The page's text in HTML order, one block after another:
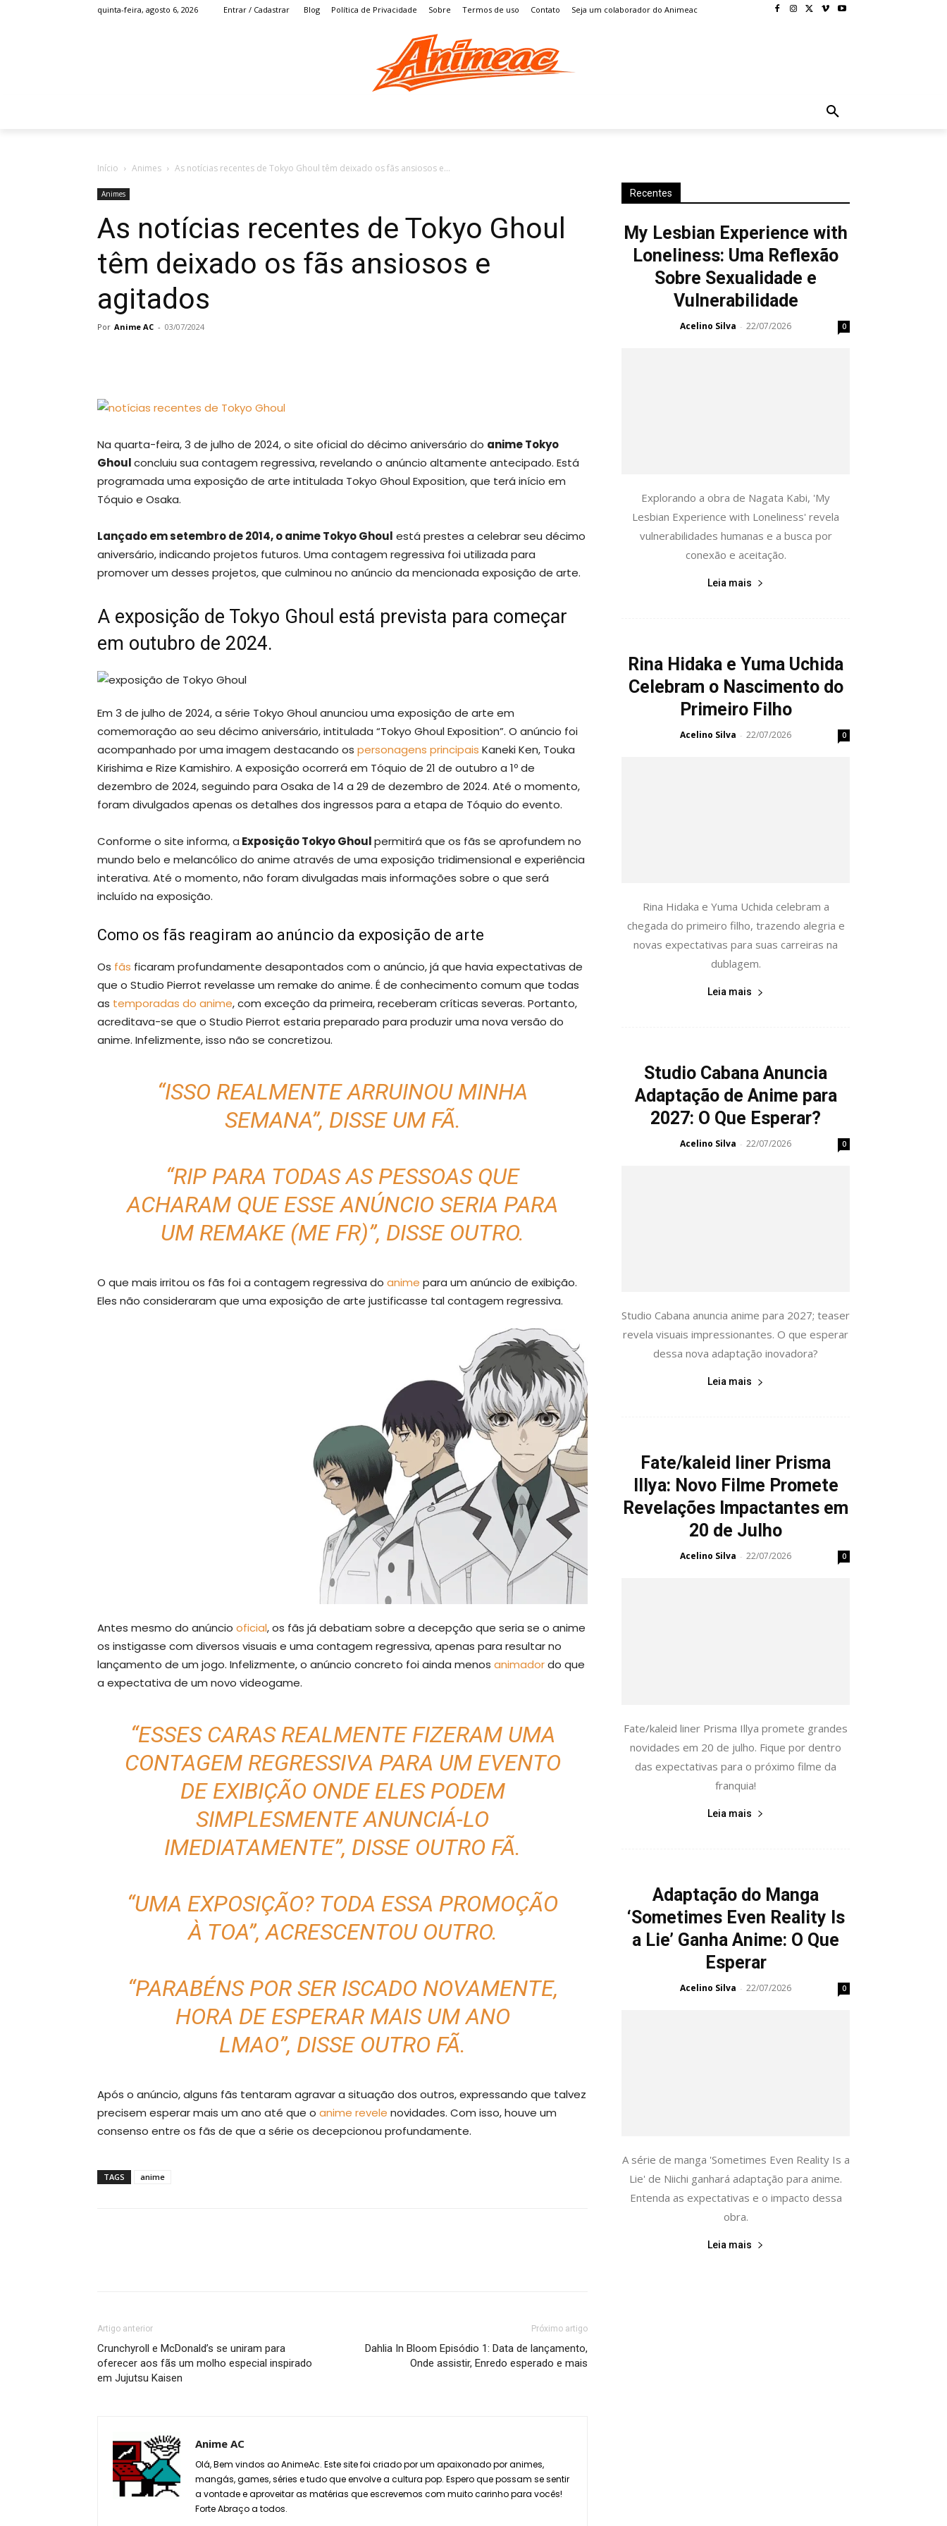
quinta-feira, agosto 6, 2026 Entrar / Cadastrar Blog Política de Privacidade Sobre Termos de uso Contato Seja um colaborador do Animeac
Início Animes As notícias recentes de Tokyo Ghoul têm deixado os fãs ansiosos e...
Animes
As notícias recentes de Tokyo Ghoul
têm deixado os fãs ansiosos e
agitados
Por Anime AC - 03/07/2024
Na quarta-feira, 3 de julho de 2024, o site oficial do décimo aniversário do anime Tokyo
Ghoulconcluiu sua contagem regressiva, revelando o anúncio altamente antecipado. Está
programada uma exposição de arte intitulada Tokyo Ghoul Exposition, que terá início em
Tóquio e Osaka.
Lançado em setembro de 2014, o anime Tokyo Ghoul está prestes a celebrar seu décimo
aniversário, indicando projetos futuros. Uma contagem regressiva foi utilizada para
promover um desses projetos, que culminou no anúncio da mencionada exposição de arte.
A exposição de Tokyo Ghoul está prevista para começar
em outubro de 2024.
Em 3 de julho de 2024, a série Tokyo Ghoul anunciou uma exposição de arte em
comemoração ao seu décimo aniversário, intitulada “Tokyo Ghoul Exposition”. O anúncio foi
acompanhado por uma imagem destacando os personagens principais Kaneki Ken, Touka
Kirishima e Rize Kamishiro. A exposição ocorrerá em Tóquio de 21 de outubro a 1º de
dezembro de 2024, seguindo para Osaka de 14 a 29 de dezembro de 2024. Até o momento,
foram divulgados apenas os detalhes dos ingressos para a etapa de Tóquio do evento.
Conforme o site informa, a Exposição Tokyo Ghoulpermitirá que os fãs se aprofundem no
mundo belo e melancólico do anime através de uma exposição tridimensional e experiência
interativa. Até o momento, não foram divulgadas mais informações sobre o que será
incluído na exposição.
Como os fãs reagiram ao anúncio da exposição de arte
Os fãs ficaram profundamente desapontados com o anúncio, já que havia expectativas de
que o Studio Pierrot revelasse um remake do anime. É de conhecimento comum que todas
as temporadas do anime, com exceção da primeira, receberam críticas severas. Portanto,
acreditava-se que o Studio Pierrot estaria preparado para produzir uma nova versão do
anime. Infelizmente, isso não se concretizou.
“ISSO REALMENTE ARRUINOU MINHA
SEMANA”, DISSE UM FÃ.
“RIP PARA TODAS AS PESSOAS QUE
ACHARAM QUE ESSE ANÚNCIO SERIA PARA
UM REMAKE (ME FR)”, DISSE OUTRO.
O que mais irritou os fãs foi a contagem regressiva do anime para um anúncio de exibição.
Eles não consideraram que uma exposição de arte justificasse tal contagem regressiva.
Antes mesmo do anúncio oficial, os fãs já debatiam sobre a decepção que seria se o anime
os instigasse com diversos visuais e uma contagem regressiva, apenas para resultar no
lançamento de um jogo. Infelizmente, o anúncio concreto foi ainda menos animadordo que
a expectativa de um novo videogame.
“ESSES CARAS REALMENTE FIZERAM UMA
CONTAGEM REGRESSIVA PARA UM EVENTO
DE EXIBIÇÃO ONDE ELES PODEM
SIMPLESMENTE ANUNCIÁ-LO
IMEDIATAMENTE”, DISSE OUTRO FÃ.
“UMA EXPOSIÇÃO? TODA ESSA PROMOÇÃO
À TOA”,ACRESCENTOU OUTRO.
“PARABÉNS POR SER ISCADO NOVAMENTE,
HORA DE ESPERAR MAIS UM ANO
LMAO”, DISSE OUTRO FÃ.
Após o anúncio, alguns fãs tentaram agravar a situação dos outros, expressando que talvez
precisem esperar mais um ano até que o anime revele novidades. Com isso, houve um
consenso entre os fãs de que a série os decepcionou profundamente.
TAGS anime
Artigo anterior
Crunchyroll e McDonald’s se uniram para
oferecer aos fãs um molho especial inspirado
em Jujutsu Kaisen
Próximo artigo
Dahlia In Bloom Episódio 1: Data de lançamento,
Onde assistir, Enredo esperado e mais
Anime AC
Olá, Bem vindos ao AnimeAc. Este site foi criado por um apaixonado por animes,
mangás, games, séries e tudo que envolve a cultura pop. Espero que possam se sentir
a vontade e aproveitar as matérias que escrevemos com muito carinho para vocês!
Forte Abraço a todos.
Recentes
My Lesbian Experience with
Loneliness: Uma Reflexão
Sobre Sexualidade e
Vulnerabilidade
Acelino Silva - 22/07/2026 0
Explorando a obra de Nagata Kabi, 'My
Lesbian Experience with Loneliness' revela
vulnerabilidades humanas e a busca por
conexão e aceitação.
Leia mais
Rina Hidaka e Yuma Uchida
Celebram o Nascimento do
Primeiro Filho
Acelino Silva - 22/07/2026 0
Rina Hidaka e Yuma Uchida celebram a
chegada do primeiro filho, trazendo alegria e
novas expectativas para suas carreiras na
dublagem.
Leia mais
Studio Cabana Anuncia
Adaptação de Anime para
2027: O Que Esperar?
Acelino Silva - 22/07/2026 0
Studio Cabana anuncia anime para 2027; teaser
revela visuais impressionantes. O que esperar
dessa nova adaptação inovadora?
Leia mais
Fate/kaleid liner Prisma
Illya: Novo Filme Promete
Revelações Impactantes em
20 de Julho
Acelino Silva - 22/07/2026 0
Fate/kaleid liner Prisma Illya promete grandes
novidades em 20 de julho. Fique por dentro
das expectativas para o próximo filme da
franquia!
Leia mais
Adaptação do Manga
‘Sometimes Even Reality Is
a Lie’ Ganha Anime: O Que
Esperar
Acelino Silva - 22/07/2026 0
A série de manga 'Sometimes Even Reality Is a
Lie' de Niichi ganhará adaptação para anime.
Entenda as expectativas e o impacto dessa
obra.
Leia mais